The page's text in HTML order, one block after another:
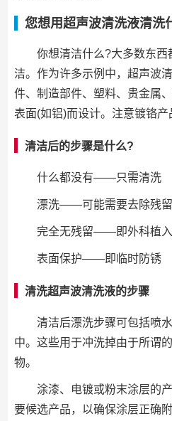
您想用超声波清洗液清洗
你想清洁什么?大多数东
洁。作为许多示例中，超声波
件、制造部件、塑料、贵金属
表面(如铝)而设计。注意镀铬产
清洁后的步骤是什么?
什么都没有——只需清洗
漂洗——可能需要去除残
完全无残留——即外科植
表面保护——即临时防锈
清洗超声波清洗液的步骤
清洁后漂洗步骤可包括喷
中。这些用于冲洗掉由于所谓
物。
涂漆、电镀或粉末涂层的
要候选产品，以确保涂层正确附